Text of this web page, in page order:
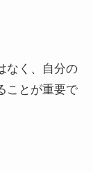
なく、自分の
ことが重要で